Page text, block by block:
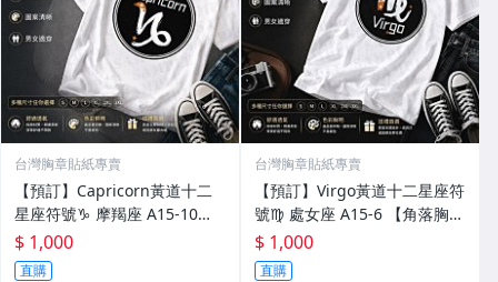
台灣胸章貼紙專賣
【預訂】Capricorn黃道十二
星座符號♑︎ 摩羯座 A15-10
【角落胸章】T恤 大尺碼 獨家
款式 台灣品牌穿搭
$ 1,000
直購
台灣胸章貼紙專賣
【預訂】Virgo黃道十二星座符
號♍︎ 處女座 A15-6 【角落胸
章】T恤 大尺碼 獨家款式 台灣
品牌穿搭
$ 1,000
直購